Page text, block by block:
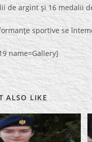
de argint şi 16 medalii
sportive se
name=Gallery]
ALSO LIKE